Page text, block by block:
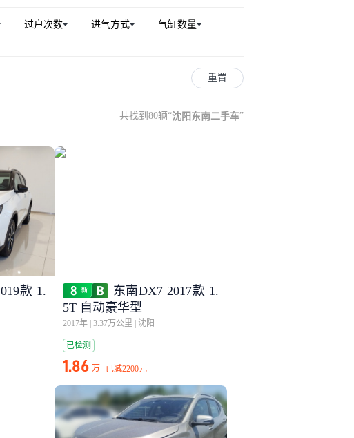
过户次数 进气方式
气缸数量
重置
共找到80辆“沈阳东南二手车”
款 1.
东南DX7 2017款 1.
5T 自动豪华型
2017年 3.37万公里 沈阳
已检测
1.86 万 已减2200元